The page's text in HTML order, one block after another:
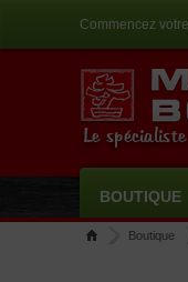
Commencez
Le
BOUTIQUE
Boutique